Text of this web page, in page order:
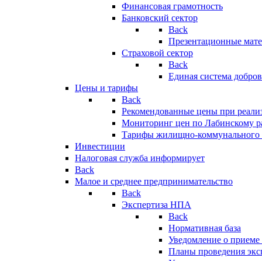
Финансовая грамотность
Банковский сектор
Back
Презентационные
Страховой сектор
Back
Единая система
Цены и тарифы
Back
Рекомендованные цены при
Мониторинг цен по Лабинскому
Тарифы жилищно-коммунального
Инвестиции
Налоговая служба информирует
Back
Малое и среднее предпринимательство
Back
Экспертиза НПА
Back
Нормативная база
Уведомление о
Планы проведения